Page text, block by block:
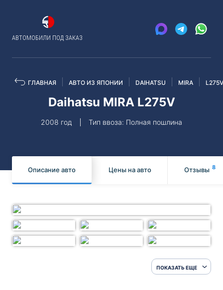
АВТОМОБИЛИ ПОД ЗАКАЗ
ГЛАВНАЯ АВТО ИЗ ЯПОНИИ DAIHATSU MIRA L275V
Daihatsu MIRA L275V
2008 год Тип ввоза: Полная пошлина
Описание авто Цены на авто Отзывы 8
ПОКАЗАТЬ ЕЩЕ